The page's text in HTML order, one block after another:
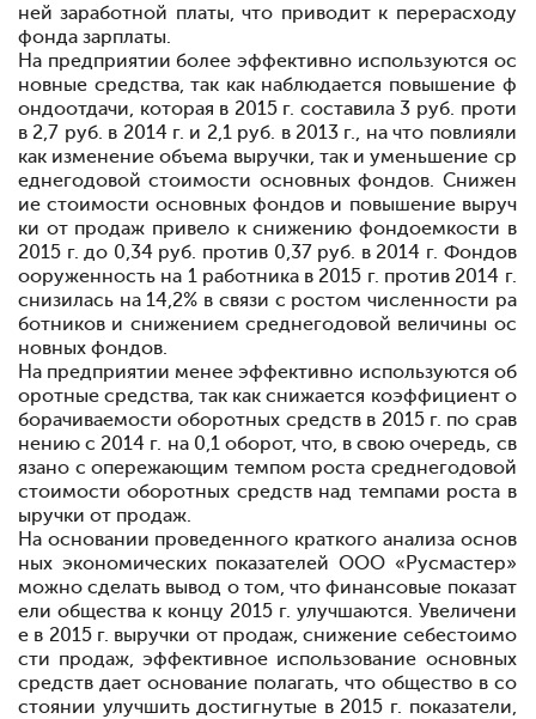
ней заработной платы, что приводит к перерасходу
фонда зарплаты.
На предприятии более эффективно используются ос
новные средства, так как наблюдается повышение ф
ондоотдачи, которая в 2015 г. составила 3 руб. проти
в 2,7 руб. в 2014 г. и 2,1 руб. в 2013 г., на что повлияли
как изменение объема выручки, так и уменьшение ср
еднегодовой стоимости основных фондов. Снижен
ие стоимости основных фондов и повышение выруч
ки от продаж привело к снижению фондоемкости в
2015 г. до 0,34 руб. против 0,37 руб. в 2014 г. Фондов
ооруженность на 1 работника в 2015 г. против 2014 г.
снизилась на 14,2% в связи с ростом численности ра
ботников и снижением среднегодовой величины ос
новных фондов.
На предприятии менее эффективно используются об
оротные средства, так как снижается коэффициент о
борачиваемости оборотных средств в 2015 г. по срав
нению с 2014 г. на 0,1 оборот, что, в свою очередь, св
язано с опережающим темпом роста среднегодовой
стоимости оборотных средств над темпами роста в
ыручки от продаж.
На основании проведенного краткого анализа основ
ных экономических показателей ООО «Русмастер»
можно сделать вывод о том, что финансовые показат
ели общества к концу 2015 г. улучшаются. Увеличени
е в 2015 г. выручки от продаж, снижение себестоимо
сти продаж, эффективное использование основных
средств дает основание полагать, что общество в со
стоянии улучшить достигнутые в 2015 г. показатели,